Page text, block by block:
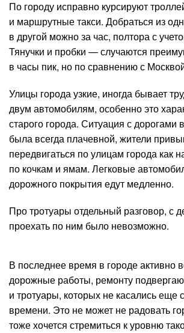
По городу исправно курсируют
и маршрутные такси. Добраться из
в другой можно за час, полтора с
Тянучки и пробки — случаются
в часы пик, но по сравнению с
Улицы города узкие, иногда бывает
двум автомобилям, особенно это
старого города. Ситуация с
была всегда плачевной, жители
передвигаться по улицам города как
по кочкам и ямам. Легковые
дорожного покрытия едут медленно.
Про тротуары отдельный разговор, с
проехать по ним было невозможно.
В последнее время в городе активно
дорожные работы, ремонту
и тротуары, которых не касались еще
времени. Это не может не радовать
тоже хочется стремиться к уровню